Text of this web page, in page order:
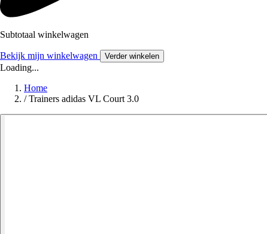
Subtotaal winkelwagen
Bekijk mijn winkelwagen Verder winkelen
Loading...
Home
/ Trainers adidas VL Court 3.0